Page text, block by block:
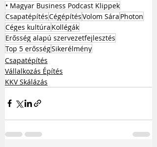
• Magyar Business Podcast Klippek
CsapatépítésCégépítésVolom Sára Photon
Céges kultúra Kollégák
Erősség alapú szervezetfejlesztés
Top 5 erősségSikerélmény
Csapatépítés
Vállalkozás Építés
KKV Skálázás